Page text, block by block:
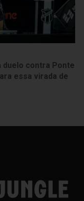
duelo contra Ponte
essa virada de